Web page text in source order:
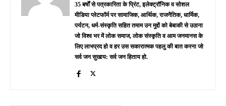
35 बर्षों से पत्रकारिता के प्रिंट, इलेक्ट्रॉनिक व सोशल
मीडिया प्लेटफॉर्म पर सामाजिक, आर्थिक, राजनैतिक, धार्मिक,
पर्यटन, धर्म-संस्कृति सहित तमाम उन मुद्दों को बेबाकी से उठाना
जो विश्व भर में लोक समाज, लोक संस्कृति व आम जनमानस के
लिए लाभप्रद हो व हर उस सकारात्मक पहलु की बात करना जो
सर्व जन सुखाय: सर्व जन हिताय हो.